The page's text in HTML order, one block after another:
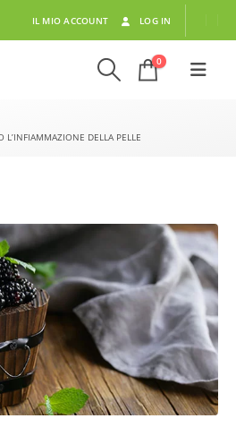
IL MIO ACCOUNT LOG IN
0
DELLA PELLE